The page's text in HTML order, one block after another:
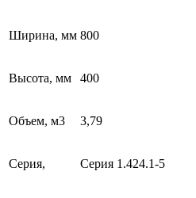
Ширина, мм 800
Высота, мм 400
Объем, м3 3,79
Серия, Серия 1.424.1-5